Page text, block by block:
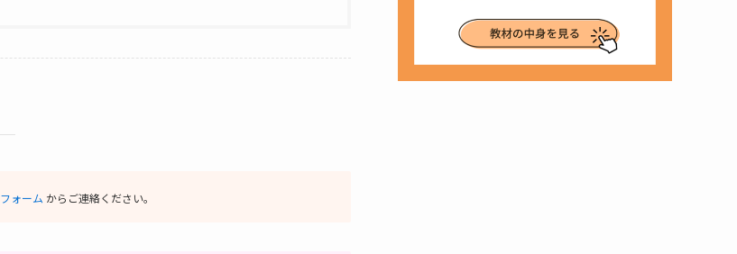
ォーム からご連絡ください。